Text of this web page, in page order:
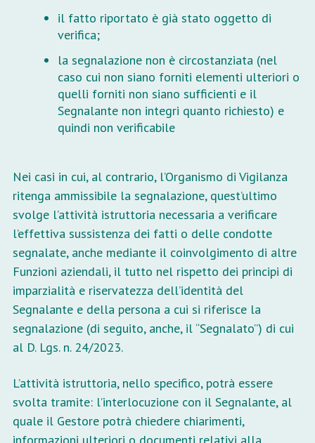
il fatto riportato è già stato oggetto di
verifica;
la segnalazione non è circostanziata (nel
caso cui non siano forniti elementi ulteriori o
quelli forniti non siano sufficienti e il
Segnalante non integri quanto richiesto) e
quindi non verificabile
Nei casi in cui, al contrario, l’Organismo di Vigilanza
ritenga ammissibile la segnalazione, quest’ultimo
svolge l’attività istruttoria necessaria a verificare
l’effettiva sussistenza dei fatti o delle condotte
segnalate, anche mediante il coinvolgimento di altre
Funzioni aziendali, il tutto nel rispetto dei principi di
imparzialità e riservatezza dell’identità del
Segnalante e della persona a cui si riferisce la
segnalazione (di seguito, anche, il “Segnalato”) di cui
al D. Lgs. n. 24/2023.
L’attività istruttoria, nello specifico, potrà essere
svolta tramite: l’interlocuzione con il Segnalante, al
quale il Gestore potrà chiedere chiarimenti,